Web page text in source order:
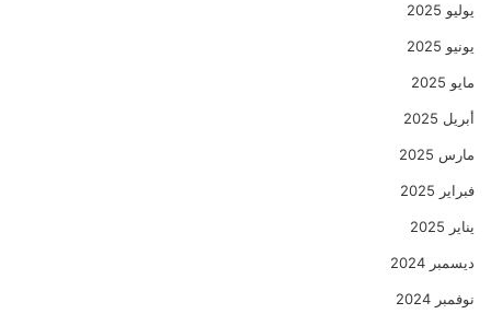
يوليو 2025
يونيو 2025
مايو 2025
أبريل 2025
مارس 2025
فبراير 2025
يناير 2025
ديسمبر 2024
نوفمبر 2024